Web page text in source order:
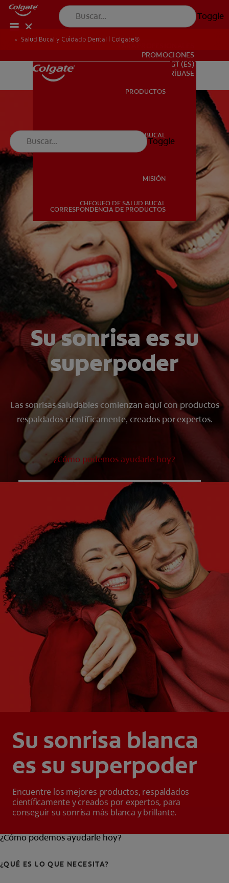
Toggle
SALUD BUCAL
MISIÓN
CHEQUEO DE SALUD BUCAL
CORRESPONDENCIA DE PRODUCTOS
PARA PROFESIONALES
PROMOCIONES
GT (ES)
SUSCRÍBASE
PARA PROFESIONALES
PROMOCIONES
GT (ES)
SUSCRÍBASE
PRODUCTOS
SALUD BUCAL
MISIÓN
CHEQUEO DE SALUD BUCAL
CORRESPONDENCIA DE PRODUCTOS
Toggle
Salud Bucal y Cuidado Dental | Colgate®
Su sonrisa es su
superpoder
Las sonrisas saludables comienzan aquí con productos
respaldados científicamente, creados por expertos.
¿Cómo podemos ayudarle hoy?
¿QUÉ ES LO QUE NECESITA?
¿CUÁLES SON SUS OBJETIVOS?
Elija una opción
Empezar
Su sonrisa blanca
es su superpoder
Encuentre los mejores productos, respaldados
científicamente y creados por expertos, para
conseguir su sonrisa más blanca y brillante.
¿Cómo podemos ayudarle hoy?
¿QUÉ ES LO QUE NECESITA?